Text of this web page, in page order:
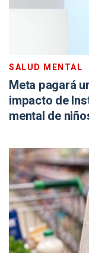
SALUD MENTAL
Meta pagará
impacto de
mental de